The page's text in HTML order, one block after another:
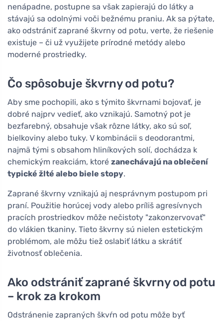
nenápadne, postupne sa však zapierajú do látky a
stávajú sa odolnými voči bežnému praniu. Ak sa pýtate,
ako odstrániť zaprané škvrny od potu, verte, že riešenie
existuje – či už využijete prírodné metódy alebo
moderné prostriedky.
Čo spôsobuje škvrny od potu?
Aby sme pochopili, ako s týmito škvrnami bojovať, je
dobré najprv vedieť, ako vznikajú. Samotný pot je
bezfarebný, obsahuje však rôzne látky, ako sú soľ,
bielkoviny alebo tuky. V kombinácii s deodorantmi,
najmä tými s obsahom hliníkových solí, dochádza k
chemickým reakciám, ktoré zanechávajú na oblečení
typické žlté alebo biele stopy.
Zaprané škvrny vznikajú aj nesprávnym postupom pri
praní. Použitie horúcej vody alebo príliš agresívnych
pracích prostriedkov môže nečistoty "zakonzervovať"
do vlákien tkaniny. Tieto škvrny sú nielen estetickým
problémom, ale môžu tiež oslabiť látku a skrátiť
životnosť oblečenia.
Ako odstrániť zaprané škvrny od potu
– krok za krokom
Odstránenie zapraných škvŕn od potu môže byť